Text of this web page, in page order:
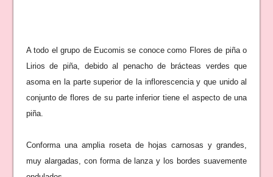
A todo el grupo de Eucomis se conoce como Flores de piña o
Lirios de piña, debido al penacho de brácteas verdes que
asoma en la parte superior de la inflorescencia y que unido al
conjunto de flores de su parte inferior tiene el aspecto de una
piña.
Conforma una amplia roseta de hojas carnosas y grandes,
muy alargadas, con forma de lanza y los bordes suavemente